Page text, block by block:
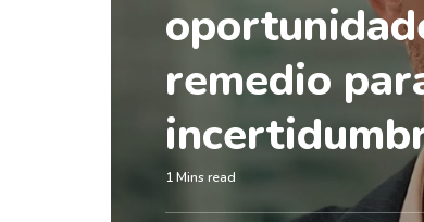
remedio
1 Mins read